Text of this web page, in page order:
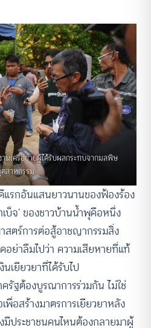
นเครือข่ายผู้ได้รับผลกระทบจากมลพิษ
สาหกรรม
แรกอันแสนยาวนานของฟ้องร้อง
บ็จ’ ของชาวบ้านน้ำพุคือหนึ่ง
สตร์การต่อสู้อาชญากรรมสิ่ง
อย่าลืมไปว่า ความเสียหายที่แท้
นเยียวยาที่ได้รับไป
ฐต้องบูรณาการร่วมกัน ไม่ใช่
อสร้างมาตรการเยียวยาหลัง
ประชาชนคนไหนต้องกลายมาผู้